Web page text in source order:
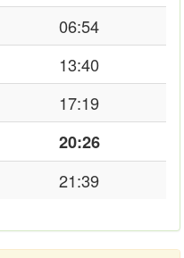
06:54
13:40
17:19
20:26
21:39